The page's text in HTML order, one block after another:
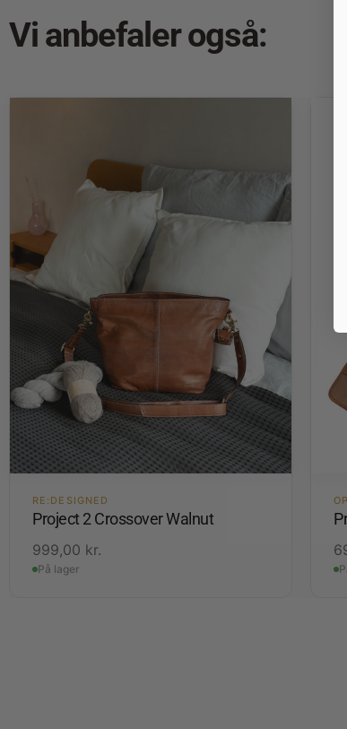
Vi anbefaler også:
RE:DESIGNED
Project 2 Crossover Walnut
999,00 kr.
På lager